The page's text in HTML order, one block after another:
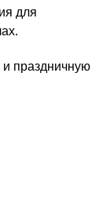
для
и праздничную